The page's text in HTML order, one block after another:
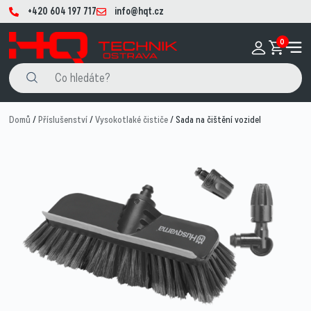
+420 604 197 717 info@hqt.cz
0
Domů /Příslušenství/Vysokotlaké čističe/ Sada na čištění vozidel